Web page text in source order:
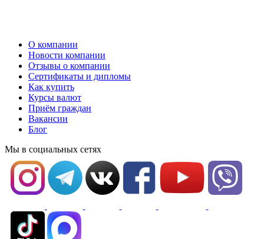
О компании
Новости компании
Отзывы о компании
Сертификаты и дипломы
Как купить
Курсы валют
Приём граждан
Вакансии
Блог
Мы в социальных сетях